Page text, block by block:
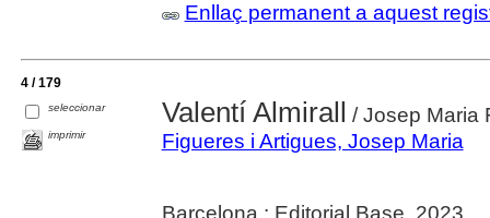
Enllaç permanent a aquest
4 / 179
seleccionar
imprimir
Valentí Almirall / Josep Maria
Figueres i Artigues, Josep Maria
Barcelona : Editorial Base, 2023